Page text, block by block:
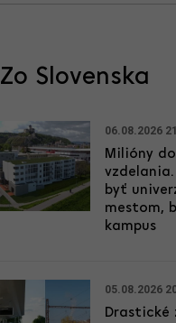
Zo Slovenska
06.08.2026
Milióny
byť
mestom,
kampus
05.08.2026
Drastické